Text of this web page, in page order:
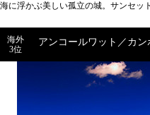
海に浮かぶ美しい孤立の城。サンセッ
海外
3位
アンコールワット／カン